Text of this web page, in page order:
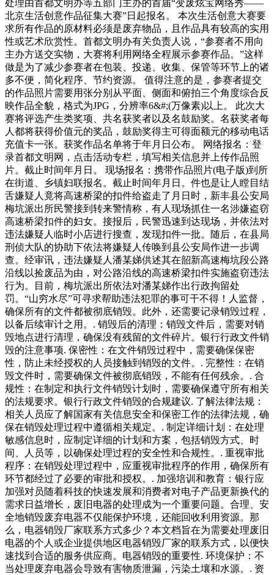
处理由首都文明办等五部门主办的首届“变废炫宝网络秀——
北京生活创意作品征集大赛”日起报名。 本次生活创意大赛要
求所有作品的原材料必须是废弃物品，且作品具有较高的实用
性或艺术欣赏性。首都文明办有关负责人说，“参赛者不用向
主办方送交实物，大赛将利用网络全程展示参赛作品。”这样
做是为了减少参赛者在包装、投递、收集、保管等环节上的诸
多不便，简化程序、节约资源。 值得注意的是，参赛者提交
的作品照片需要用张分别从平面、侧面和俯拍三个角度综合反
映作品全貌，格式为JPG，分辨率6&#;(万像素)以上。 此次大
赛将评选产生类奖项、共名获奖者以及名鼓励奖。名获奖者每
人都将获得价值元的奖品，鼓励奖得主可得面额元的移动电话
充值卡一张。获奖作品名单将于年月日公布。 网络报名：登
录首都文明网，点击活动专栏，填写相关信息并上传作品照
片。截止时间年月日。 现场报名：携带作品照片(电子版)到所
在街道、乡镇妇联报名。截止时间年月日。件也是让人瞠目结
舌嫌疑人竟将高速桥梁的扣件给盗走了月日时，新丰县公安局
梅坑派出所民警接到转来警情称，有人现场抓住一名涉嫌盗窃
高速桥梁扣件的妇女。接报后，民警迅速到达现场，并依法对
违法嫌疑人临时小店进行搜查，发现扣件一批。随后，在县局
刑侦大队的协助下依法将嫌疑人传唤到县公安局作进一步调
查。经审讯，违法嫌疑人潘某娣供述其在韶新高速梅坑段公路
沿线以捡废品为由，对公路沿线的高速桥梁扣件实施盗窃违法
行为。目前，梅坑派出所依法对潘某娣作出行政拘留处
罚。“山穷水尽”可寻求帮助违法犯罪的事可干不得！人监督，
确保所有的文件都被彻底销毁。此外，还需要记录销毁过程，
以备后续审计之用。. 销毁后的清理：销毁文件后，需要对销
毁地点进行清理，确保没有残留的文件碎片。银行行政文件销
毁的注意事项. 保密性：在文件销毁过程中，需要确保保密
性，防止未经授权的人员接触到销毁的文件。. 完整性：在销
毁文件时，需要确保文件被彻底销毁，不能有任何残余。. 合
规性：在制定和执行文件销毁计划时，需要确保遵守所有相关
的法规要求。银行行政文件销毁的合规建议. 了解法律法规：
相关人员应了解国家有关信息安全和保密工作的法律法规，确
保在销毁处理过程中遵循相关规定。. 制定详细计划：在处理
敏感信息时，应制定详细的计划和方案，包括销毁方式、时
间、人员等，以确保处理过程的安全性和合规性。. 重视审批
程序：在销毁处理过程中，应重视审批程序的作用，确保所有
环节都经过了必要的审批和授权。. 加强培训和教育：银行应
加强对员随着科技的快速发展和消费者对电子产品更新换代的
需求日益增长，废旧电器的处理成为一个重要问题。合理、安
全地销毁废弃电器不仅能保护环境，还能回收利用资源。那
么，电器销毁厂家联系方式多少？本文档旨在为需要处理废旧
电器的个人或企业提供地区电器销毁厂家的联系方式，以便快
速找到合适的服务供应商。电器销毁的重要性. 环境保护：不
当处理废弃电器会导致有害物质泄漏，污染土壤和水源。. 资